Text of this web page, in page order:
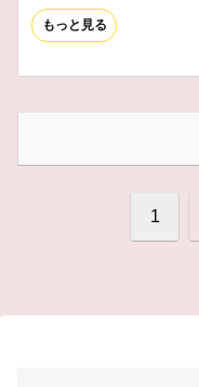
もっと見る
1